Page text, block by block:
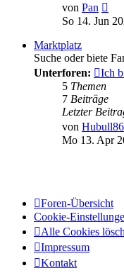
von Pan
So 14. Jun
Marktplatz
Suche oder biete
Unterforen:
Ich
5 Themen
7 Beiträge
Letzter
von Hubull86
Mo 13. Apr
Foren-Übersicht
Cookie-
Alle Cookies
Impressum
Kontakt